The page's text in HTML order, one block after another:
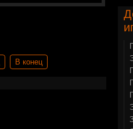
В конец